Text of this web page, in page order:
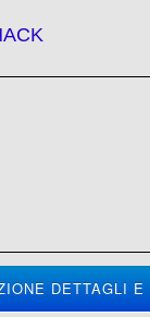
DETTAGLI